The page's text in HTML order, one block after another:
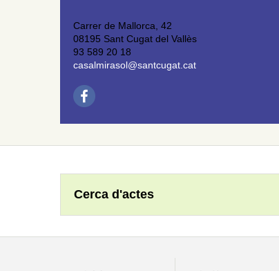
Carrer de Mallorca, 42
08195 Sant Cugat del Vallès
93 589 20 18
casalmirasol@santcugat.cat
Cerca d'actes